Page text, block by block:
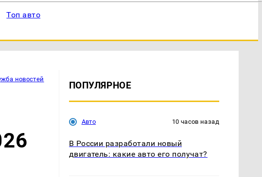
Топ авто
новостей
ПОПУЛЯРНОЕ
Авто 10 часов назад
В России разработали новый
двигатель: какие авто его получат?